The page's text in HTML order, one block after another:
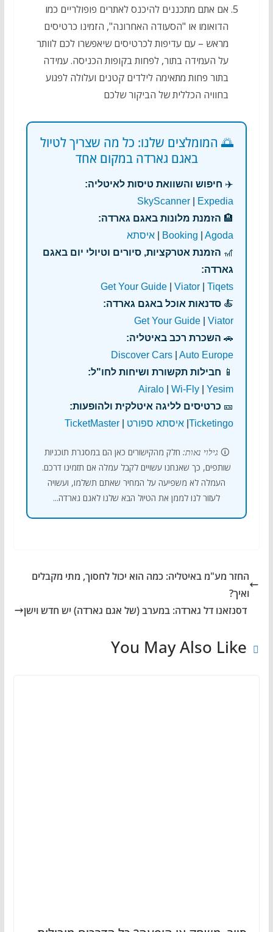
אם אתם מתכננים להיכנס לאתרים פופולריים כמו
הדואומו או "הסעודה האחרונה", הזמינו כרטיסים
מראש – עם עדיפות לכרטיסים שיאפשרו לכם לוותר
על העמידה בתור, לפחות בקופות הכניסה. עמידה
בתור פחות מתאימה לילדים קטנים ועלולה לפגוע
בחוויה הכללית של הביקור שלכם
🌅 המומלצים שלנו: כל מה שצריך לטיול
באגם גארדה במקום אחד
✈️ חיפוש והשוואת טיסות לאיטליה:
SkyScanner
Expedia
🏨 הזמנת מלונות באגם גארדה:
Booking |Agoda
איסתא
🎢 הזמנת אטרקציות, סיורים וטיולי יום באגם
גארדה:
Get Your Guide |Viator |Tiqets
🍝 סדנאות אוכל באגם גארדה:
Get Your Guide |Viator
🚗 השכרת רכב באיטליה:
Discover Cars |Auto Europe
📱 חבילות תקשורת ושיחות לחו"ל:
Airalo |Wi-Fly |Yesim
🎫 כרטיסים לליגה איטלקית ולהופעות:
Ticketingo
| איסתא ספורט TicketMaster
🛈 גילוי נאות: חלק מהקישורים כאן הם במסגרת תוכניות
שותפים, כך שאנחנו עשויים לקבל עמלה אם תזמינו דרכם.
העמלה לא משפיעה על המחיר שאתם תשלמו, ועשויה
לעזור לנו לממן את הטיול הבא שלנו לאגם גארדה...
החזר מע"מ באיטליה: כמה הוא יכול לחסוך, מתי מקבלים
ואיך?
דסנזאנו דל גארדה: במערב (של אגם גארדה) יש חדש וישן
You May Also Like